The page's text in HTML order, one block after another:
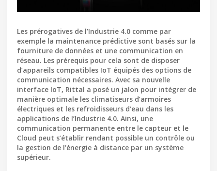
Les prérogatives de l’Industrie 4.0 comme par
exemple la maintenance prédictive sont basés sur la
fourniture de données et une communication en
réseau. Les prérequis pour cela sont de disposer
d’appareils compatibles IoT équipés des options de
communication nécessaires. Avec sa nouvelle
interface IoT, Rittal a posé un jalon pour intégrer de
manière optimale les climatiseurs d’armoires
électriques et les refroidisseurs d’eau dans les
applications de l’Industrie 4.0. Ainsi, une
communication permanente entre le capteur et le
Cloud peut s’établir rendant possible un contrôle ou
la gestion de l’énergie à distance par un système
supérieur.